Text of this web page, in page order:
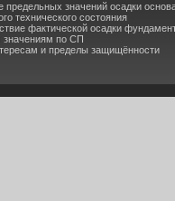
предельных значений осадки
технического состояния
фактической осадки
значениям по СП
и пределы защищённости